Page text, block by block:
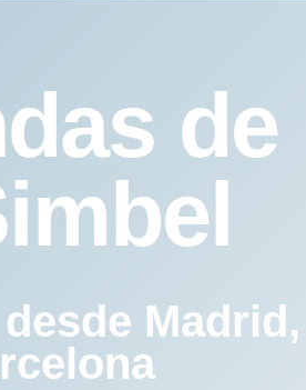
de
Madrid,